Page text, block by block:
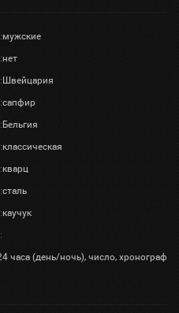
мужские
нет
Швейцария
сапфир
Бельгия
классическая
кварц
сталь
каучук
часа (день/ночь), число, хронограф